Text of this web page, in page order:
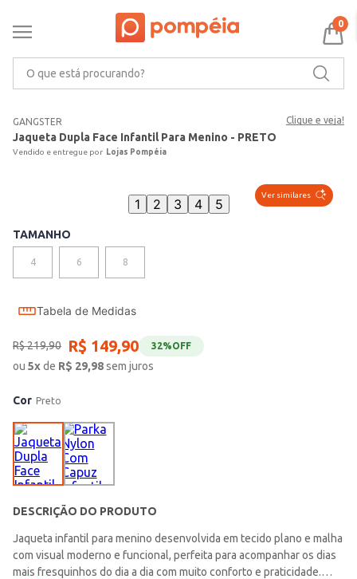
0
GANGSTER Clique e veja!
Jaqueta Dupla Face Infantil Para Menino - PRETO
Lojas Pompéia
Ver similares
1 2 3 4 5
TAMANHO
4 6 8
Tabela de Medidas
R$219,90 R$ 149,90 32%OFF
ou 5xde R$ 29,98sem juros
Cor Preto
DESCRIÇÃO DO PRODUTO
Jaqueta infantil para menino desenvolvida em tecido plano e malha
com visual moderno e funcional, perfeita para acompanhar os dias
mais fresquinhos do dia a dia com muito conforto e praticidade.